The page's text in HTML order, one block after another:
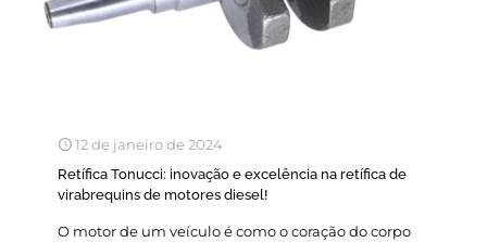
12 de janeiro de 2024
Retífica Tonucci: inovação e excelência na retífica de
virabrequins de motores diesel!
O motor de um veículo é como o coração do corpo